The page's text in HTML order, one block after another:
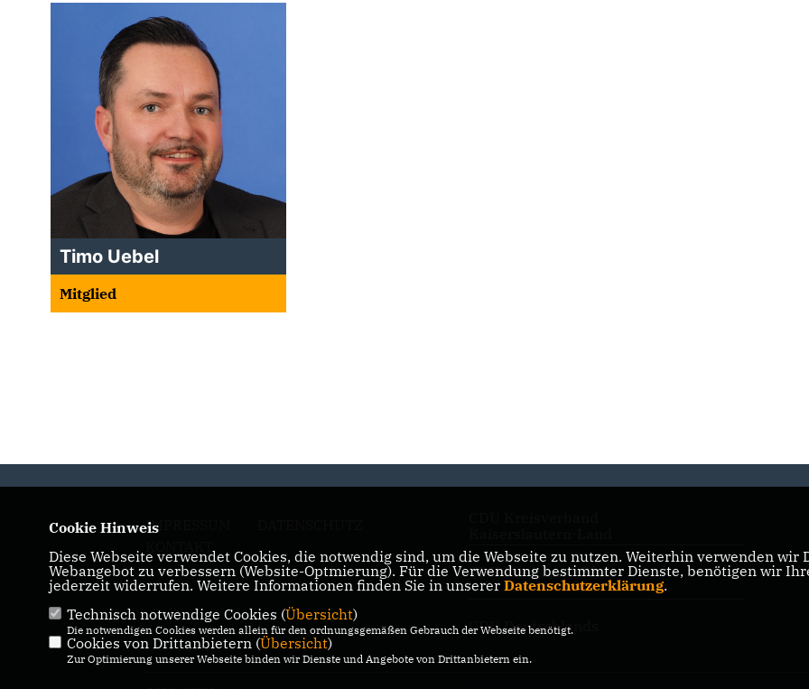
Timo Uebel
Mitglied
IMPRESSUM
KONTAKT
CDU Rheinland-Pfalz
CDU Deutschlands
Cookie Hinweis
Diese Webseite verwendet Cookies, die notwendig sind, um die Webseite zu nutzen. Weiterhin verwenden
Webangebot zu verbessern (Website-Optmierung). Für die Verwendung bestimmter Dienste, benötigen wir
jederzeit widerrufen. Weitere Informationen finden Sie in unserer Datenschutzerklärung.
Technisch notwendige Cookies (Übersicht)
Die notwendigen Cookies werden allein für den ordnungsgemäßen Gebrauch der Webseite benötigt.
Cookies von Drittanbietern (Übersicht)
Zur Optimierung unserer Webseite binden wir Dienste und Angebote von Drittanbietern ein.